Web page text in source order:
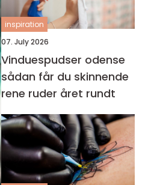
inspiration
07. July 2026
Vinduespudser odense
sådan får du skinnende
rene ruder året rundt